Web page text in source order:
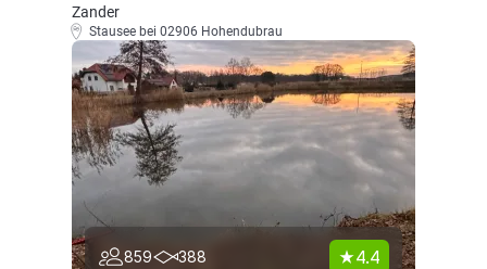
Zander
Stausee bei 02906 Hohendubrau
859 388 4.4